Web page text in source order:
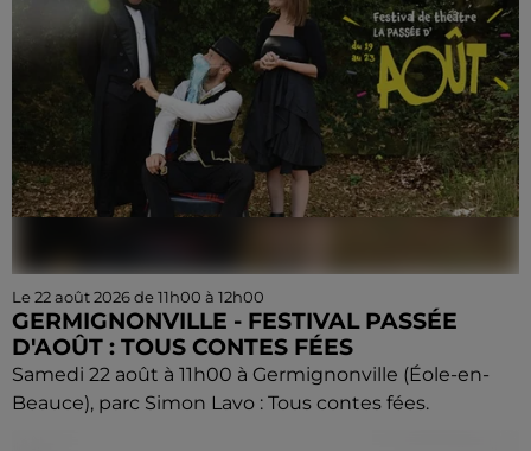
Le 22 août 2026 de 11h00 à 12h00
GERMIGNONVILLE - FESTIVAL PASSÉE
D'AOÛT : TOUS CONTES FÉES
Samedi 22 août à 11h00 à Germignonville (Éole-en-
Beauce), parc Simon Lavo : Tous contes fées.